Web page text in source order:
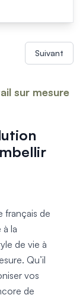
Suivant
sur mesure
français de
la
de vie à
Qu’il
vos
de